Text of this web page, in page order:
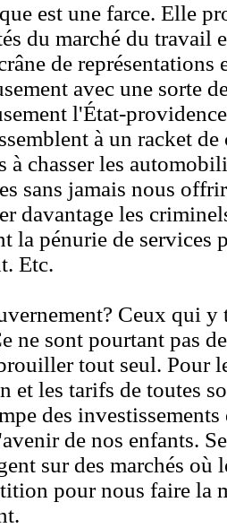
est une farce. Elle
du marché du travail
de
avec une sorte
l'État-
à un racket
à chasser les
sans jamais nous
davantage les
la pénurie de services
Etc.
Ceux qui
ne sont pourtant pas
tout seul. Pour
et les tarifs de toutes
des
de nos enfants.
sur des marchés où
pour nous faire la